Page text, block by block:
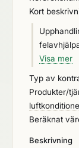
Kort
OVK-
fast/
att antas
större
Visa mer
Typ av
Produkter/
Beräknat
Beskrivning